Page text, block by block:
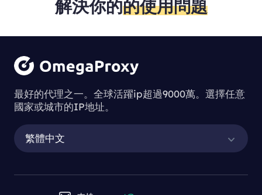
解決你的的使用問題
最好的代理之一。全球活躍ip超過9000萬。選擇任意
國家或城市的IP地址。
繁體中文